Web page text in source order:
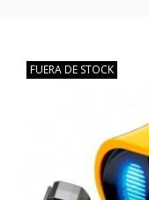
FUERA DE STOCK